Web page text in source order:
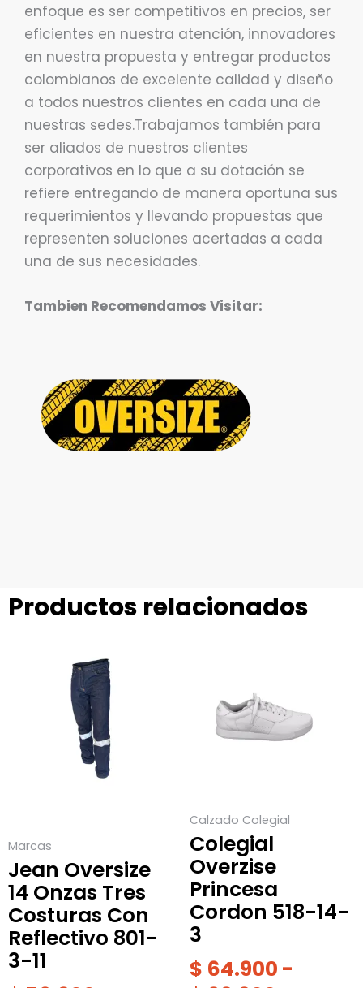
enfoque es ser competitivos en precios, ser
eficientes en nuestra atención, innovadores
en nuestra propuesta y entregar productos
colombianos de excelente calidad y diseño
a todos nuestros clientes en cada una de
nuestras sedes.Trabajamos también para
ser aliados de nuestros clientes
corporativos en lo que a su dotación se
refiere entregando de manera oportuna sus
requerimientos y llevando propuestas que
representen soluciones acertadas a cada
una de sus necesidades.
Tambien Recomendamos Visitar:
Productos relacionados
Marcas
Jean Oversize
14 Onzas Tres
Costuras Con
Reflectivo 801-
3-11
elegir
en
la
página
de
producto
Calzado Colegial
Colegial
Overzise
Princesa
Cordon 518-14-
3
$ 64.900 -
precios:
desde
múltiples
variantes.
pueden
elegir
en
la
página
de
producto